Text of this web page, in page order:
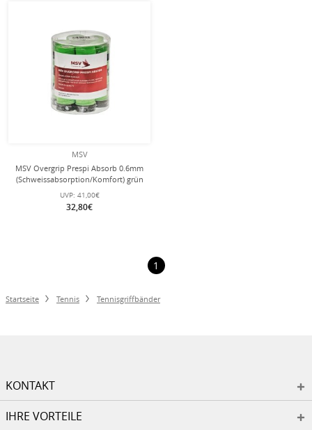
MSV
MSV Overgrip Prespi Absorb 0.6mm
(Schweissabsorption/Komfort) grün
24er Box
UVP: 41,00€
32,80€
1
Startseite Tennis Tennisgriffbänder
KONTAKT
IHRE VORTEILE